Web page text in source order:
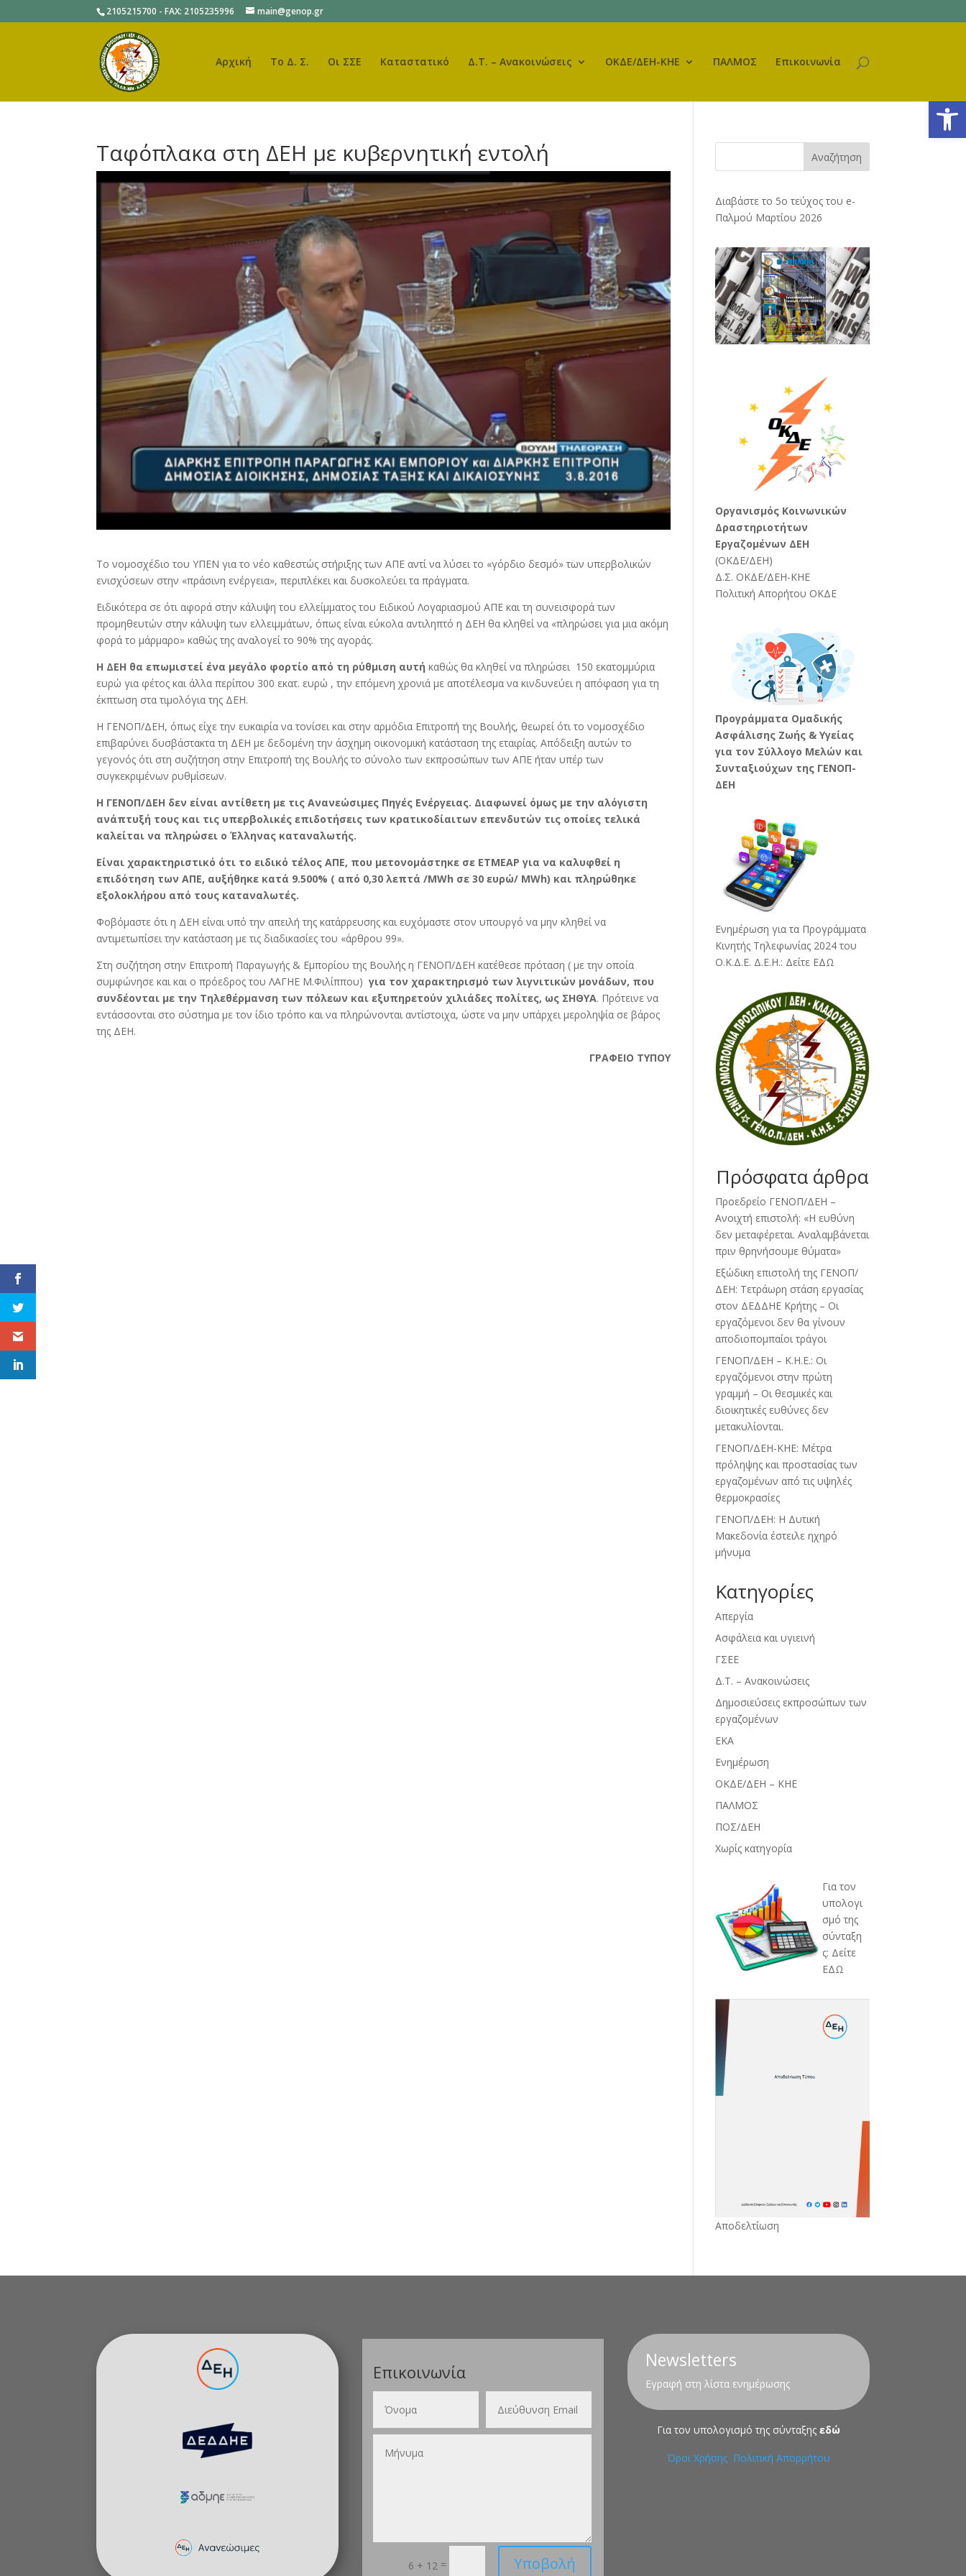
2105215700 - FAX: 2105235996 main@genop.gr
Αρχική Το Δ. Σ. Οι ΣΣΕ Καταστατικό Δ.Τ. – Ανακοινώσεις ΟΚΔΕ/ΔΕΗ-ΚΗΕ ΠΑΛΜΟΣ Επικοινωνία
Ταφόπλακα στη ΔΕΗ με κυβερνητική εντολή
Το νομοσχέδιο του ΥΠΕΝ για το νέο καθεστώς στήριξης των ΑΠΕ αντί να λύσει το «γόρδιο δεσμό» των υπερβολικών
ενισχύσεων στην «πράσινη ενέργεια», περιπλέκει και δυσκολεύει τα πράγματα.
Ειδικότερα σε ότι αφορά στην κάλυψη του ελλείμματος του Ειδικού Λογαριασμού ΑΠΕ και τη συνεισφορά των
προμηθευτών στην κάλυψη των ελλειμμάτων, όπως είναι εύκολα αντιληπτό η ΔΕΗ θα κληθεί να «πληρώσει για μια ακόμη
φορά το μάρμαρο» καθώς της αναλογεί το 90% της αγοράς.
Η ΔΕΗ θα επωμιστεί ένα μεγάλο φορτίο από τη ρύθμιση αυτή καθώς θα κληθεί να πληρώσει 150 εκατομμύρια
ευρώ για φέτος και άλλα περίπου 300 εκατ. ευρώ , την επόμενη χρονιά με αποτέλεσμα να κινδυνεύει η απόφαση για τη
έκπτωση στα τιμολόγια της ΔΕΗ.
Η ΓΕΝΟΠ/ΔΕΗ, όπως είχε την ευκαιρία να τονίσει και στην αρμόδια Επιτροπή της Βουλής, θεωρεί ότι το νομοσχέδιο
επιβαρύνει δυσβάστακτα τη ΔΕΗ με δεδομένη την άσχημη οικονομική κατάσταση της εταιρίας. Απόδειξη αυτών το
γεγονός ότι στη συζήτηση στην Επιτροπή της Βουλής το σύνολο των εκπροσώπων των ΑΠΕ ήταν υπέρ των
συγκεκριμένων ρυθμίσεων.
Η ΓΕΝΟΠ/ΔΕΗ δεν είναι αντίθετη με τις Ανανεώσιμες Πηγές Ενέργειας. Διαφωνεί όμως με την αλόγιστη
ανάπτυξή τους και τις υπερβολικές επιδοτήσεις των κρατικοδίαιτων επενδυτών τις οποίες τελικά
καλείται να πληρώσει ο Έλληνας καταναλωτής.
Είναι χαρακτηριστικό ότι το ειδικό τέλος ΑΠΕ, που μετονομάστηκε σε ΕΤΜΕΑΡ για να καλυφθεί η
επιδότηση των ΑΠΕ, αυξήθηκε κατά 9.500% ( από 0,30 λεπτά /MWh σε 30 ευρώ/ MWh) και πληρώθηκε
εξολοκλήρου από τους καταναλωτές.
Φοβόμαστε ότι η ΔΕΗ είναι υπό την απειλή της κατάρρευσης και ευχόμαστε στον υπουργό να μην κληθεί να
αντιμετωπίσει την κατάσταση με τις διαδικασίες του «άρθρου 99».
Στη συζήτηση στην Επιτροπή Παραγωγής & Εμπορίου της Βουλής η ΓΕΝΟΠ/ΔΕΗ κατέθεσε πρόταση ( με την οποία
συμφώνησε και και ο πρόεδρος του ΛΑΓΗΕ Μ.Φιλίππου) για τον χαρακτηρισμό των λιγνιτικών μονάδων, που
συνδέονται με την Τηλεθέρμανση των πόλεων και εξυπηρετούν χιλιάδες πολίτες, ως ΣΗΘΥΑ. Πρότεινε να
εντάσσονται στο σύστημα με τον ίδιο τρόπο και να πληρώνονται αντίστοιχα, ώστε να μην υπάρχει μεροληψία σε βάρος
της ΔΕΗ.
ΓΡΑΦΕΙΟ ΤΥΠΟΥ
Αναζήτηση
Διαβάστε το 5ο τεύχος του e-
Παλμού Μαρτίου 2026
Oργανισμός Κοινωνικών
Δραστηριοτήτων
Εργαζομένων ΔΕΗ
(ΟΚΔΕ/ΔΕΗ)
Δ.Σ. ΟΚΔΕ/ΔΕΗ-ΚΗΕ
Πολιτική Απορήτου ΟΚΔΕ
Προγράμματα Ομαδικής
Ασφάλισης Ζωής & Υγείας
για τον Σύλλογο Μελών και
Συνταξιούχων της ΓΕΝΟΠ-
ΔΕΗ
Ενημέρωση για τα Προγράμματα
Κινητής Τηλεφωνίας 2024 του
Ο.Κ.Δ.Ε. Δ.Ε.Η.: Δείτε ΕΔΩ
Πρόσφατα άρθρα
Προεδρείο ΓΕΝΟΠ/ΔΕΗ –
Ανοιχτή επιστολή: «Η ευθύνη
δεν μεταφέρεται. Αναλαμβάνεται
πριν θρηνήσουμε θύματα»
Εξώδικη επιστολή της ΓΕΝΟΠ/
ΔΕΗ: Τετράωρη στάση εργασίας
στον ΔΕΔΔΗΕ Κρήτης – Οι
εργαζόμενοι δεν θα γίνουν
αποδιοπομπαίοι τράγοι
ΓΕΝΟΠ/ΔΕΗ – Κ.Η.Ε.: Οι
εργαζόμενοι στην πρώτη
γραμμή – Οι θεσμικές και
διοικητικές ευθύνες δεν
μετακυλίονται.
ΓΕΝΟΠ/ΔΕΗ-ΚΗΕ: Μέτρα
πρόληψης και προστασίας των
εργαζομένων από τις υψηλές
θερμοκρασίες
ΓΕΝΟΠ/ΔΕΗ: Η Δυτική
Μακεδονία έστειλε ηχηρό
μήνυμα
Kατηγορίες
Απεργία
Ασφάλεια και υγιεινή
ΓΣΕΕ
Δ.Τ. – Ανακοινώσεις
Δημοσιεύσεις εκπροσώπων των
εργαζομένων
ΕΚΑ
Ενημέρωση
ΟΚΔΕ/ΔΕΗ – ΚΗΕ
ΠΑΛΜΟΣ
ΠΟΣ/ΔΕΗ
Χωρίς κατηγορία
Για τον
υπολογι
σμό της
σύνταξη
ς: Δείτε
ΕΔΩ
Αποδελτίωση
Επικοινωνία
6 + 12 = Υποβολή
Newsletters
Εγραφή στη λίστα ενημέρωσης
Για τον υπολογισμό της σύνταξης εδώ
Όροι Χρήσης Πολιτική Απορρήτου